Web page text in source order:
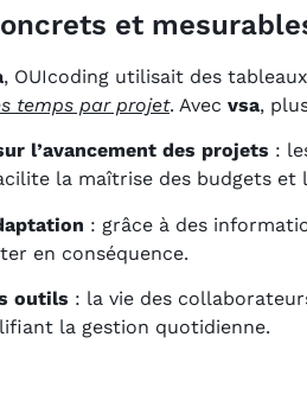
et
, OUIcoding utilisait des
temps par projet. Avec vsa,
l’avancement des projets :
la maîtrise des budgets et
: grâce à des
en conséquence.
outils : la vie des
la gestion quotidienne.